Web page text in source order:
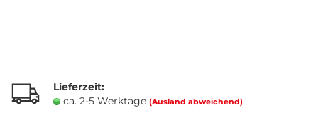
Lieferzeit:
ca. 2-5 Werktage (Ausland abweichend)